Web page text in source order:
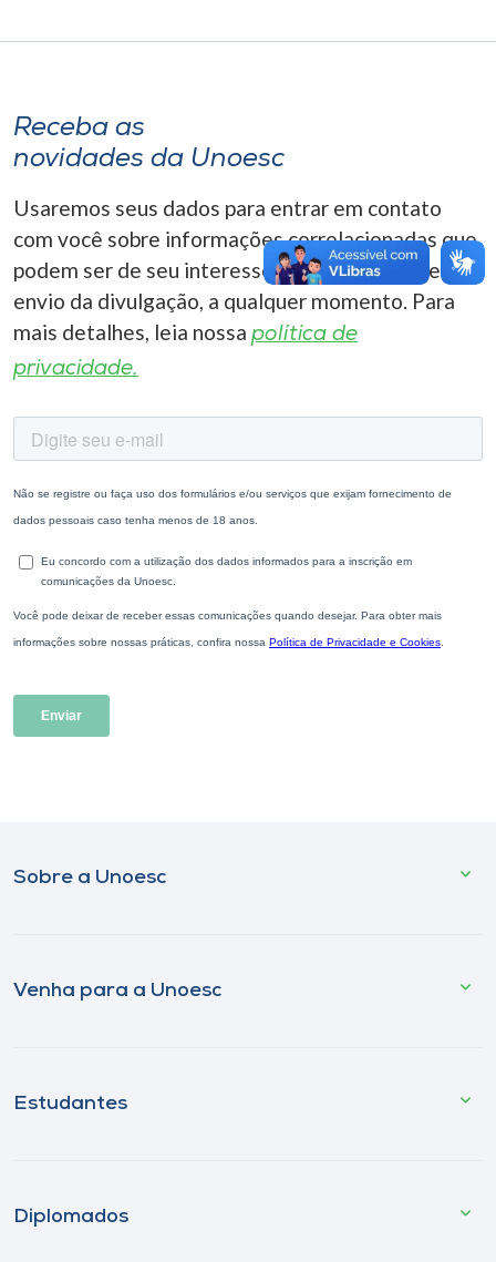
A-
Receba as
novidades da Unoesc
Usaremos seus dados para entrar em contato
com você sobre informações correlacionadas que
podem ser de seu interesse. Você pode cancelar o
envio da divulgação, a qualquer momento. Para
mais detalhes, leia nossa política de
privacidade.
Sobre a Unoesc
Venha para a Unoesc
Estudantes
Diplomados